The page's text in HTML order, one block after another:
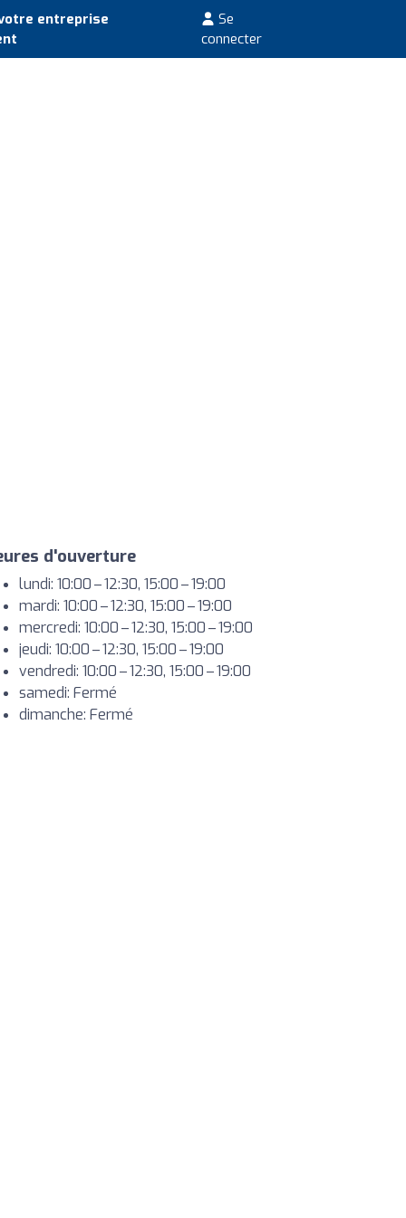
entreprise
Se
connecter
d'ouverture
lundi: 10:00 – 12:30, 15:00 – 19:00
mardi: 10:00 – 12:30, 15:00 – 19:00
mercredi: 10:00 – 12:30, 15:00 – 19:00
jeudi: 10:00 – 12:30, 15:00 – 19:00
vendredi: 10:00 – 12:30, 15:00 – 19:00
samedi: Fermé
dimanche: Fermé